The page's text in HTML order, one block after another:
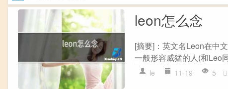
leon怎么念
[摘要]：英文名Leon在中
一般形容威猛的人(和Leo
le 11-19 5